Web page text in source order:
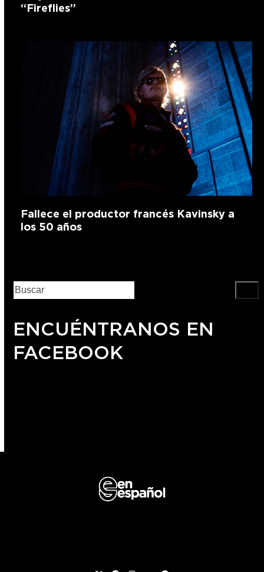
“Fireflies”
Fallece el productor francés Kavinsky a
los 50 años
ENCUÉNTRANOS EN
FACEBOOK